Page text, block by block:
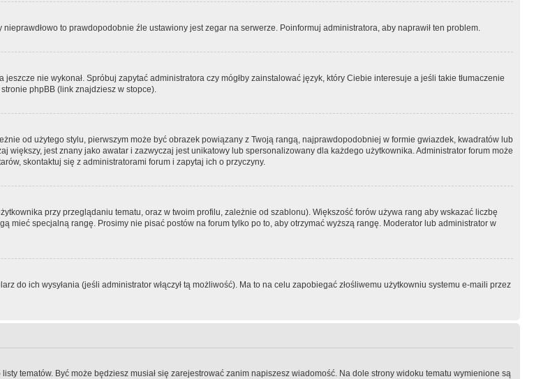
to prawdopodobnie źle ustawiony jest zegar na serwerze. Poinformuj administratora, aby naprawił ten problem.
nie wykonał. Spróbuj zapytać administratora czy mógłby zainstalować język, który Ciebie interesuje a jeśli takie tłumaczenie
phpBB (link znajdziesz w stopce).
od użytego stylu, pierwszym może być obrazek powiązany z Twoją rangą, najprawdopodobniej w formie gwiazdek, kwadratów lub
większy, jest znany jako awatar i zazwyczaj jest unikatowy lub spersonalizowany dla każdego użytkownika. Administrator forum może
skontaktuj się z administratorami forum i zapytaj ich o przyczyny.
przy przeglądaniu tematu, oraz w twoim profilu, zależnie od szablonu). Większość forów używa rang aby wskazać liczbę
mieć specjalną rangę. Prosimy nie pisać postów na forum tylko po to, aby otrzymać wyższą rangę. Moderator lub administrator w
do ich wysyłania (jeśli administrator włączył tą możliwość). Ma to na celu zapobiegać złośliwemu użytkowniu systemu e-maili przez
tematów. Być może będziesz musiał się zarejestrować zanim napiszesz wiadomość. Na dole strony widoku tematu wymienione są